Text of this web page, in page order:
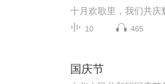
10 465
国庆节